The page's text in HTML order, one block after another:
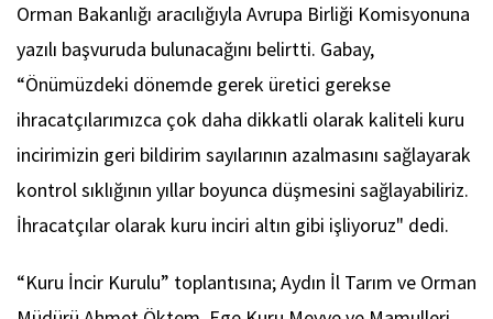
Orman Bakanlığı aracılığıyla Avrupa Birliği Komisyonuna
yazılı başvuruda bulunacağını belirtti. Gabay,
“Önümüzdeki dönemde gerek üretici gerekse
ihracatçılarımızca çok daha dikkatli olarak kaliteli kuru
incirimizin geri bildirim sayılarının azalmasını sağlayarak
kontrol sıklığının yıllar boyunca düşmesini sağlayabiliriz.
İhracatçılar olarak kuru inciri altın gibi işliyoruz" dedi.
“Kuru İncir Kurulu” toplantısına; Aydın İl Tarım ve Orman